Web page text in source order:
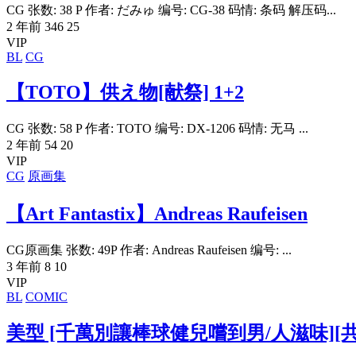
CG 张数: 38 P 作者: だみゅ 编号: CG-38 码情: 条码 解压码...
2 年前 346 25
VIP
BL CG
【TOTO】供え物[献祭] 1+2
CG 张数: 58 P 作者: TOTO 编号: DX-1206 码情: 无马 ...
2 年前 54 20
VIP
CG 原画集
【Art Fantastix】Andreas Raufeisen
CG原画集 张数: 49P 作者: Andreas Raufeisen 编号: ...
3 年前 8 10
VIP
BL COMIC
美型 [千萬別讓棒球健兒嚐到男/人滋味][